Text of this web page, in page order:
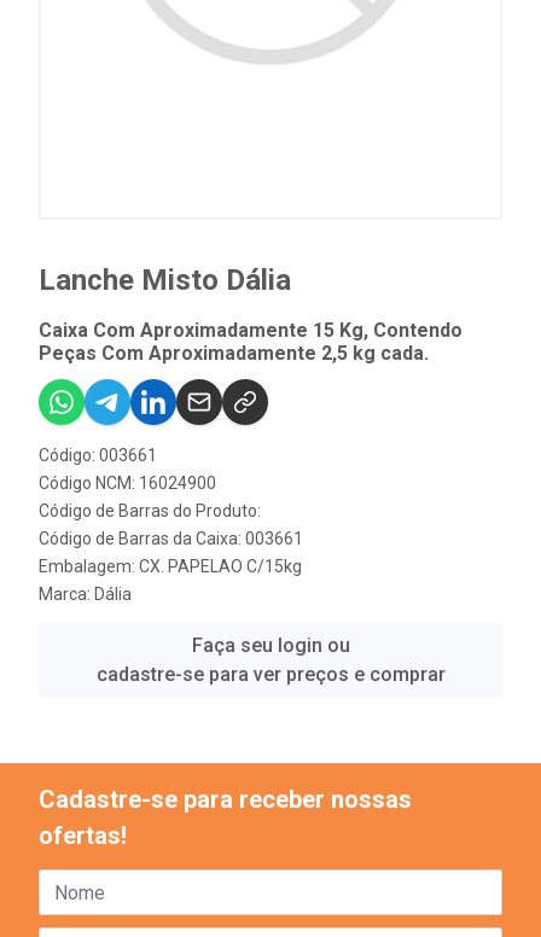
Lanche Misto Dália
Caixa Com Aproximadamente 15 Kg, Contendo
Peças Com Aproximadamente 2,5 kg cada.
Código: 003661
Código NCM: 16024900
Código de Barras do Produto:
Código de Barras da Caixa: 003661
Embalagem: CX. PAPELAO C/15kg
Marca: Dália
Faça seu login ou
cadastre-se para ver preços e comprar
Cadastre-se para receber nossas
ofertas!